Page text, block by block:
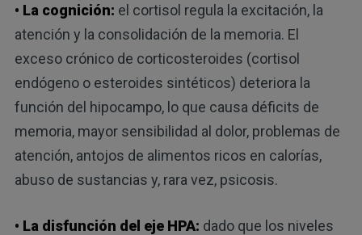
• La cognición: el cortisol regula la excitación, la
atención y la consolidación de la memoria. El
exceso crónico de corticosteroides (cortisol
endógeno o esteroides sintéticos) deteriora la
función del hipocampo, lo que causa déficits de
memoria, mayor sensibilidad al dolor, problemas de
atención, antojos de alimentos ricos en calorías,
abuso de sustancias y, rara vez, psicosis.
• La disfunción del eje HPA: dado que los niveles